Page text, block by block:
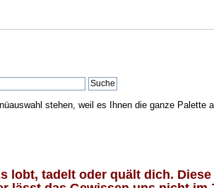
stehen, weil es Ihnen die ganze Palette
lobt, tadelt oder quält dich.